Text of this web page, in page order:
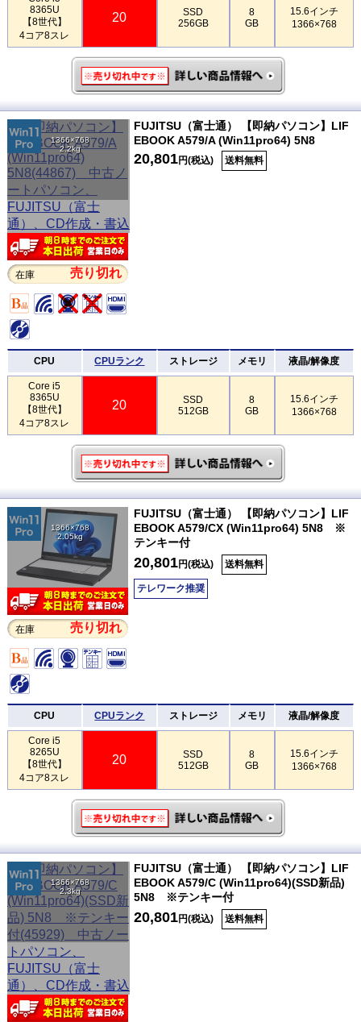
8365U
【8世代】
4コア8スレ
20
SSD
256GB
8
GB
15.6インチ
1366×768
1366×768
2.2kg
在庫 売り切れ
FUJITSU（富士通） 【即納パソコン】LIF
EBOOK A579/A (Win11pro64) 5N8
20,801円(税込) 送料無料
CPU CPUランク ストレージ メモリ 液晶/解像度
Core i5
8365U
【8世代】
4コア8スレ
20
SSD
512GB
8
GB
15.6インチ
1366×768
1366×768
2.05kg
在庫 売り切れ
FUJITSU（富士通） 【即納パソコン】LIF
EBOOK A579/CX (Win11pro64) 5N8 ※
テンキー付
20,801円(税込) 送料無料
テレワーク推奨
CPU CPUランク ストレージ メモリ 液晶/解像度
Core i5
8265U
【8世代】
4コア8スレ
20
SSD
512GB
8
GB
15.6インチ
1366×768
1366×768
2.3kg
FUJITSU（富士通） 【即納パソコン】LIF
EBOOK A579/C (Win11pro64)(SSD新品)
5N8 ※テンキー付
20,801円(税込) 送料無料